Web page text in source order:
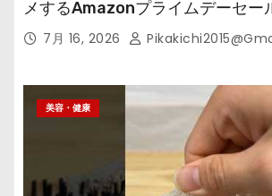
メするAmazonプライムデーセー
の 7月 16, 2026
美容・健康